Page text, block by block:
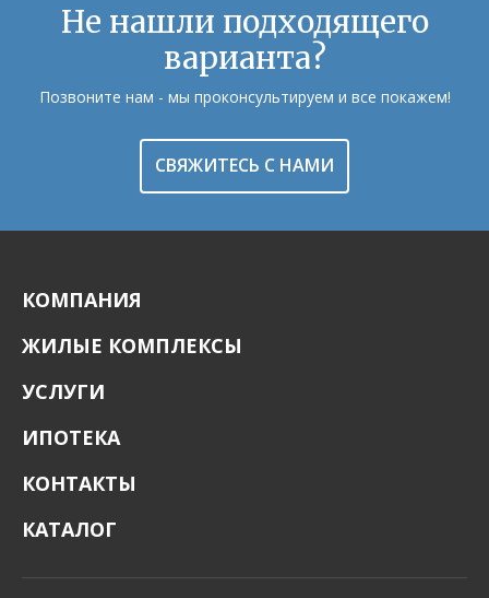
Не нашли подходящего
варианта?
Позвоните нам - мы проконсультируем и все покажем!
СВЯЖИТЕСЬ С НАМИ
КОМПАНИЯ
ЖИЛЫЕ КОМПЛЕКСЫ
УСЛУГИ
ИПОТЕКА
КОНТАКТЫ
КАТАЛОГ